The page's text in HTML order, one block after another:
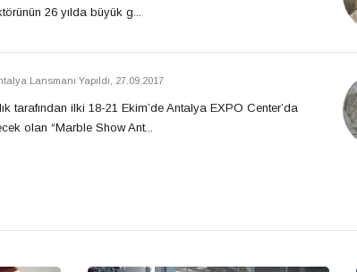
26 yılda büyük g...
Lansmanı Yapıldı 27.09.2017
tarafından ilki 18-21 Ekim’de Antalya EXPO Center’da
olan “Marble Show Ant...